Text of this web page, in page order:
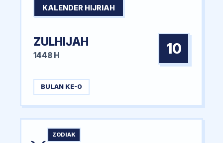
KALENDER HIJRIAH
ZULHIJAH
1448 H 10
BULAN KE-0
ZODIAK